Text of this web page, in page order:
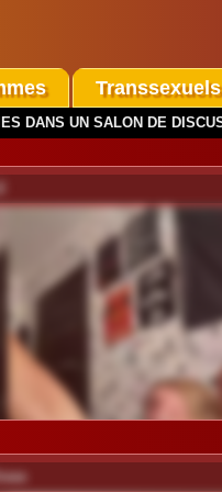
Transsexuels
DANS UN SALON DE